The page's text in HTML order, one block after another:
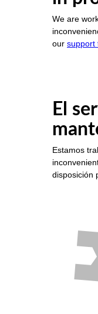
We are
our support
El
Estamos
disposición